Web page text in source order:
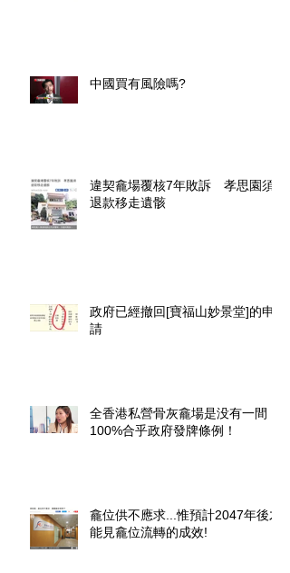
中國買有風險嗎?
違契龕場覆核7年敗訴 孝思園須
退款移走遺骸
政府已經撤回[寶福山妙景堂]的申
請
全香港私營骨灰龕場是没有一間
100%合乎政府發牌條例！
龕位供不應求...惟預計2047年後才
能見龕位流轉的成效!